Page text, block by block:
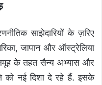
साझेदारियों के ज़रिए
जापान और ऑस्ट्रेलिया
के तहत सैन्य अभ्यास और
को नई दिशा दे रहे हैं. इसके